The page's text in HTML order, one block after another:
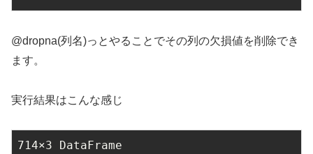
@dropna(列名)っとやることでその列の欠損値を削除でき
ます。
実行結果はこんな感じ
714×3 DataFrame